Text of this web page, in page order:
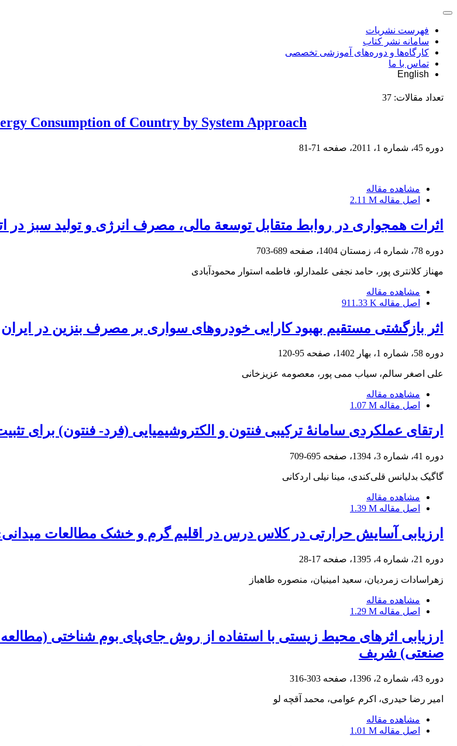
فهرست نشریات
سامانه نشر کتاب
کارگاه‌ها و دوره‌های آموزشی تخصصی
تماس با ما
English
تعداد مقالات: 37
Consumption of Country by System Approach
دوره 45، شماره 1، 2011، صفحه 71-81
مشاهده مقاله
اصل مقاله 2.11 M
اثرات همجواری در روابط متقابل توسعة مالی، مصرف انرژی و تولید سبز در
دوره 78، شماره 4، زمستان 1404، صفحه 689-703
مهناز کلانتری پور، حامد نجفی علمدارلو، فاطمه استوار محمودآبادی
مشاهده مقاله
اصل مقاله 911.33 K
اثر بازگشتی مستقیم بهبود کارایی خودروهای سواری بر مصرف بنزین در ایران
دوره 58، شماره 1، بهار 1402، صفحه 95-120
علی اصغر سالم، سیاب ممی پور، معصومه عزیزخانی
مشاهده مقاله
اصل مقاله 1.07 M
ارتقای عملکردی سامانۀ ترکیبی فنتون و الکتروشیمیایی (فرد- فنتون) برای
دوره 41، شماره 3، 1394، صفحه 695-709
گاگیک بدلیانس قلی‌کندی، مینا نیلی اردکانی
مشاهده مقاله
اصل مقاله 1.39 M
ارزیابی آسایش حرارتی در کلاس درس در اقلیم گرم و خشک مطالعات
دوره 21، شماره 4، 1395، صفحه 17-28
زهراسادات زمردیان، سعید امینیان، منصوره طاهباز
مشاهده مقاله
اصل مقاله 1.29 M
ارزیابی اثرهای محیط زیستی با استفاده از روش جای‌پای بوم شناختی
صنعتی) شریف
دوره 43، شماره 2، 1396، صفحه 303-316
امیر رضا حیدری، اکرم عوامی، محمد آقچه لو
مشاهده مقاله
اصل مقاله 1.01 M